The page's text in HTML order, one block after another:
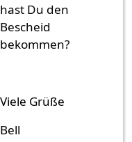
hast Du den
Bescheid
bekommen?
Viele Grüße
Bell